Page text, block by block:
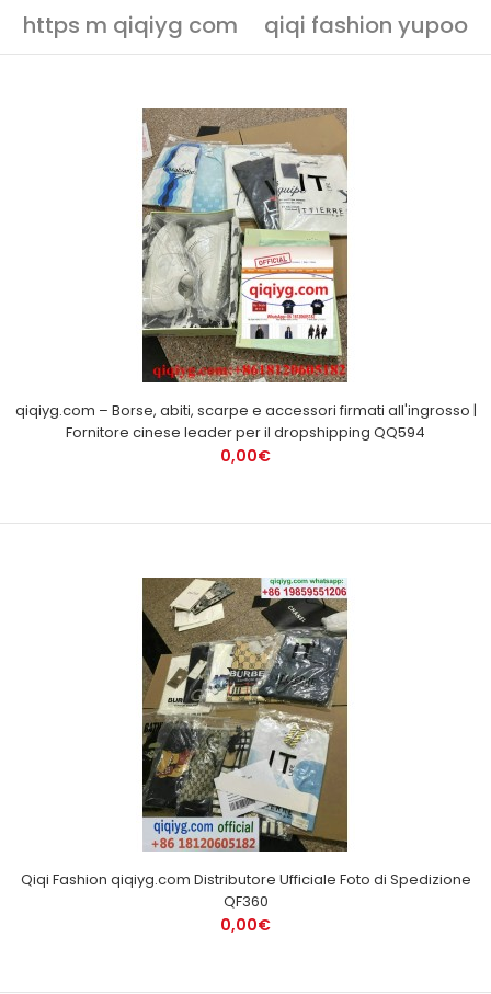
https m qiqiyg com
qiqi fashion yupoo
qiqiyg.com – Borse, abiti, scarpe e accessori firmati all'ingrosso |
Fornitore cinese leader per il dropshipping QQ594
0,00€
Qiqi Fashion qiqiyg.com Distributore Ufficiale Foto di Spedizione
QF360
0,00€